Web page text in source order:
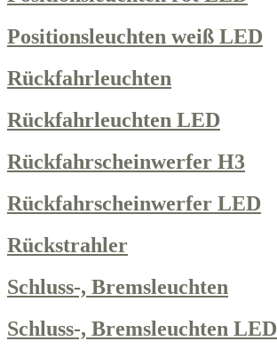
Positionsleuchten weiß LED
Rückfahrleuchten
Rückfahrleuchten LED
Rückfahrscheinwerfer H3
Rückfahrscheinwerfer LED
Rückstrahler
Schluss-, Bremsleuchten
Schluss-, Bremsleuchten LED